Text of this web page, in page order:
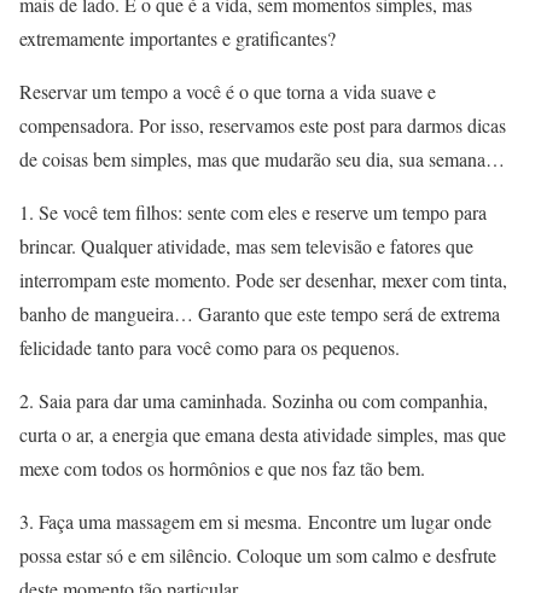
extremamente importantes e gratificantes?
Reservar um tempo a você é o que torna a vida suave e
compensadora. Por isso, reservamos este post para darmos dicas
de coisas bem simples, mas que mudarão seu dia, sua semana…
1. Se você tem filhos: sente com eles e reserve um tempo para
brincar. Qualquer atividade, mas sem televisão e fatores que
interrompam este momento. Pode ser desenhar, mexer com tinta,
banho de mangueira… Garanto que este tempo será de extrema
felicidade tanto para você como para os pequenos.
2. Saia para dar uma caminhada. Sozinha ou com companhia,
curta o ar, a energia que emana desta atividade simples, mas que
mexe com todos os hormônios e que nos faz tão bem.
3. Faça uma massagem em si mesma. Encontre um lugar onde
possa estar só e em silêncio. Coloque um som calmo e desfrute